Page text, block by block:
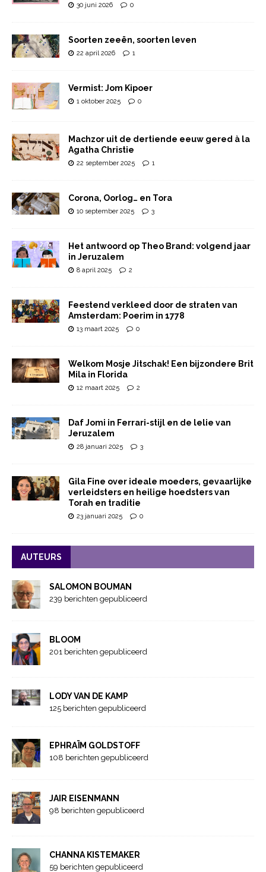
30 juni 2026 0
Soorten zeeën, soorten leven
22 april 2026 1
Vermist: Jom Kipoer
1 oktober 2025 0
Machzor uit de dertiende eeuw gered à la
Agatha Christie
22 september 2025 1
Corona, Oorlog… en Tora
10 september 2025 3
Het antwoord op Theo Brand: volgend jaar
in Jeruzalem
8 april 2025 2
Feestend verkleed door de straten van
Amsterdam: Poerim in 1778
13 maart 2025 0
Welkom Mosje Jitschak! Een bijzondere Brit
Mila in Florida
12 maart 2025 2
Daf Jomi in Ferrari-stijl en de lelie van
Jeruzalem
28 januari 2025 3
Gila Fine over ideale moeders, gevaarlijke
verleidsters en heilige hoedsters van
Torah en traditie
23 januari 2025 0
AUTEURS
SALOMON BOUMAN
239 berichten gepubliceerd
BLOOM
201 berichten gepubliceerd
LODY VAN DE KAMP
125 berichten gepubliceerd
EPHRAÏM GOLDSTOFF
108 berichten gepubliceerd
JAIR EISENMANN
98 berichten gepubliceerd
CHANNA KISTEMAKER
59 berichten gepubliceerd